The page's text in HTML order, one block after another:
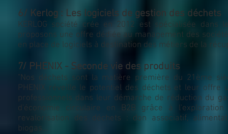
6/ Kerlog : Les logiciels de gestion des déchets
KERLOG société crée en 2012 est spécialisée
proposons une offre dédiée au management des
en place de logiciels à destination des métiers de la
7/ PHENIX - Seconde vie des produits
"Nos déchets sont la matière première du 21ème
PHENIX réveille le potentiel des déchets et leur offre
professionnels dans leur démarche de réduction du
d'économie circulaire en B2B grâce à
revalorisation des déchets : don associatif,
biogas...